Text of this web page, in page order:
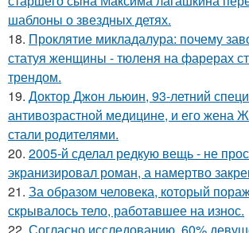
шаблоны о звездных детях.
18. Проклятие микладалура: почему
статуя женщины - тюленя на фарерах
трендом.
19. Доктор Джон льюин, 93-летний
антивозрастной медицине, и его жена
стали родителями.
20. 2005-й сделал редкую вещь - не
экранизировал роман, а намертво
21. За образом человека, который
скрывалось тело, работавшее на износ.